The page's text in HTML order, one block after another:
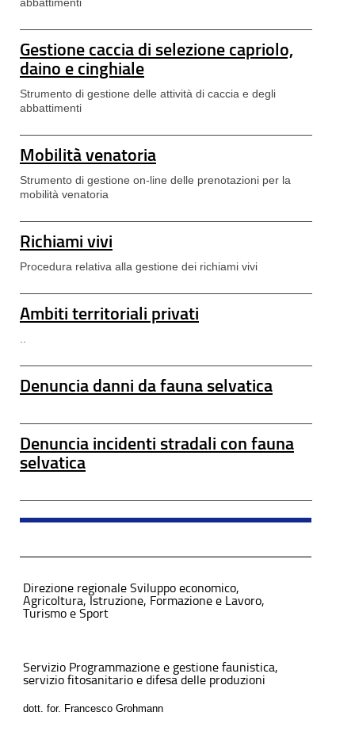
Gestione caccia di selezione capriolo,
daino e cinghiale
Strumento di gestione delle attività di caccia e degli
abbattimenti
Mobilità venatoria
Strumento di gestione on-line delle prenotazioni per la
mobilità venatoria
Richiami vivi
Procedura relativa alla gestione dei richiami vivi
Ambiti territoriali privati
Denuncia danni da fauna selvatica
Denuncia incidenti stradali con fauna
selvatica
Direzione regionale Sviluppo economico,
Agricoltura, Istruzione, Formazione e Lavoro,
Turismo e Sport
Servizio Programmazione e gestione faunistica,
servizio fitosanitario e difesa delle produzioni
dott. for. Francesco Grohmann